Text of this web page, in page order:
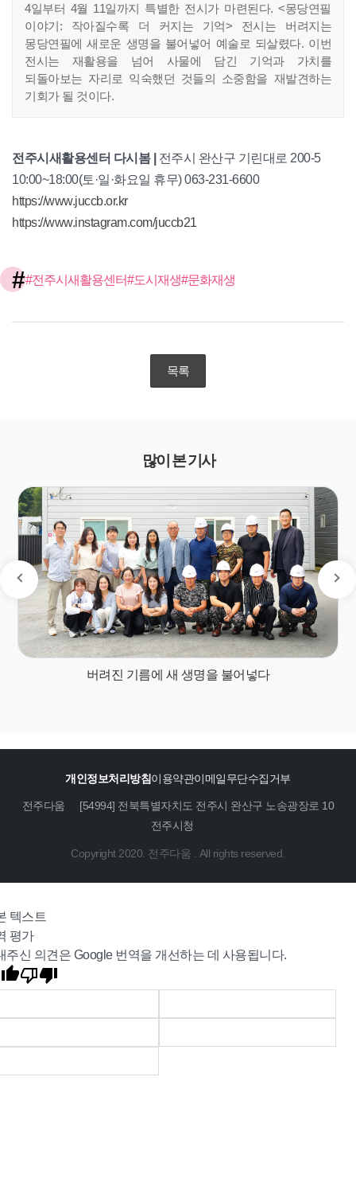
4일부터 4월 11일까지 특별한 전시가 마련된다. <몽당연필
이야기: 작아질수록 더 커지는 기억> 전시는 버려지는
몽당연필에 새로운 생명을 불어넣어 예술로 되살렸다. 이번
전시는 재활용을 넘어 사물에 담긴 기억과 가치를
되돌아보는 자리로 익숙했던 것들의 소중함을 재발견하는
기회가 될 것이다.
전주시새활용센터 다시봄 | 전주시 완산구 기린대로 200-5
10:00~18:00(토·일·화요일 휴무) 063-231-6600
https://www.juccb.or.kr
https://www.instagram.com/juccb21
##전주시새활용센터#도시재생#문화재생
목록
많이 본 기사
버려진 기름에 새 생명을 불어넣다
개인정보처리방침이용약관이메일무단수집거부
전주다움
[54994] 전북특별자치도 전주시 완산구 노송광장로 10
전주시청
Copyright 2020. 전주다움 . All rights reserved.
텍스트
평가
주신 의견은 Google 번역을 개선하는 데 사용됩니다.